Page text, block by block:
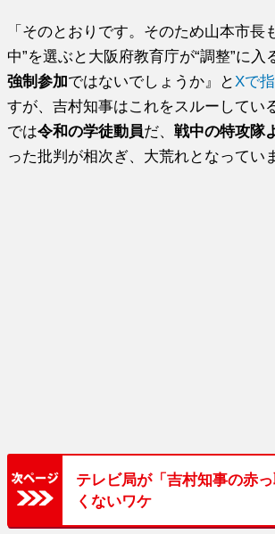
「そのとおりです。そのため山本市長
中”を選ぶと大阪府教育庁が“調整”に入
強制参加ではないでしょうか』と Xで
すが、吉村知事はこれをスルーしてい
では令和の学徒動員だ、戦中の特攻隊
った批判が相次ぎ、大荒れとなってい
テレビ局が「吉村知事の赤
くないワケ